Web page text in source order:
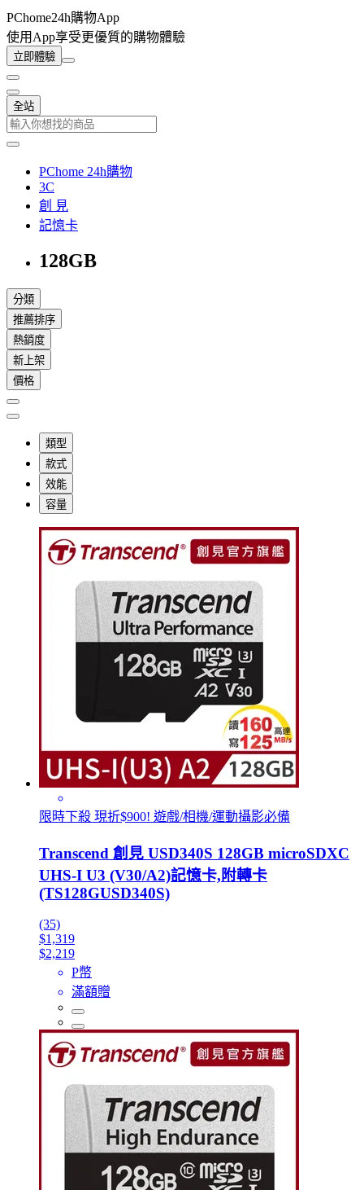
PChome24h購物App
使用App享受更優質的購物體驗
立即體驗
全站
PChome 24h購物
3C
創 見
記憶卡
128GB
分類
推薦排序
熱銷度
新上架
價格
類型
款式
效能
容量
限時下殺 現折$900! 遊戲/相機/運動攝影必備
Transcend 創見 USD340S 128GB microSDXC
UHS-I U3 (V30/A2)記憶卡,附轉卡
(TS128GUSD340S)
(35)
$1,319
$2,219
P幣
滿額贈